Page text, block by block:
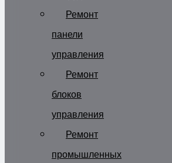
Ремонт
панели
управления
Ремонт
блоков
управления
Ремонт
промышленных